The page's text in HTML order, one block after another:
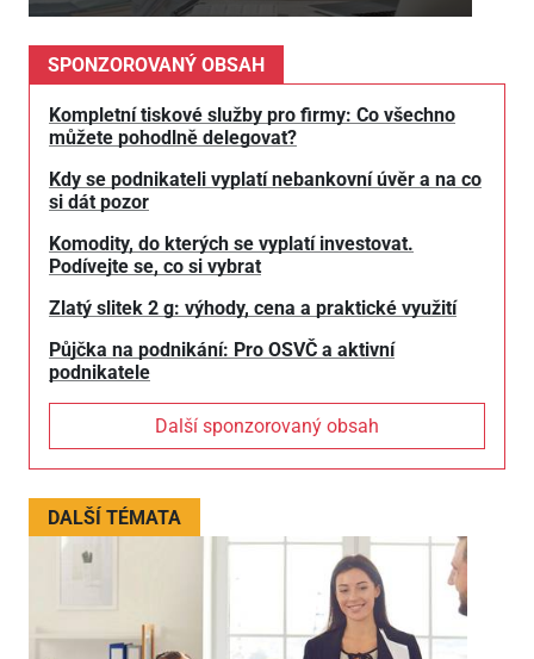
SPONZOROVANÝ OBSAH
Kompletní tiskové služby pro firmy: Co všechno
můžete pohodlně delegovat?
Kdy se podnikateli vyplatí nebankovní úvěr a na co
si dát pozor
Komodity, do kterých se vyplatí investovat.
Podívejte se, co si vybrat
Zlatý slitek 2 g: výhody, cena a praktické využití
Půjčka na podnikání: Pro OSVČ a aktivní
podnikatele
Další sponzorovaný obsah
DALŠÍ TÉMATA